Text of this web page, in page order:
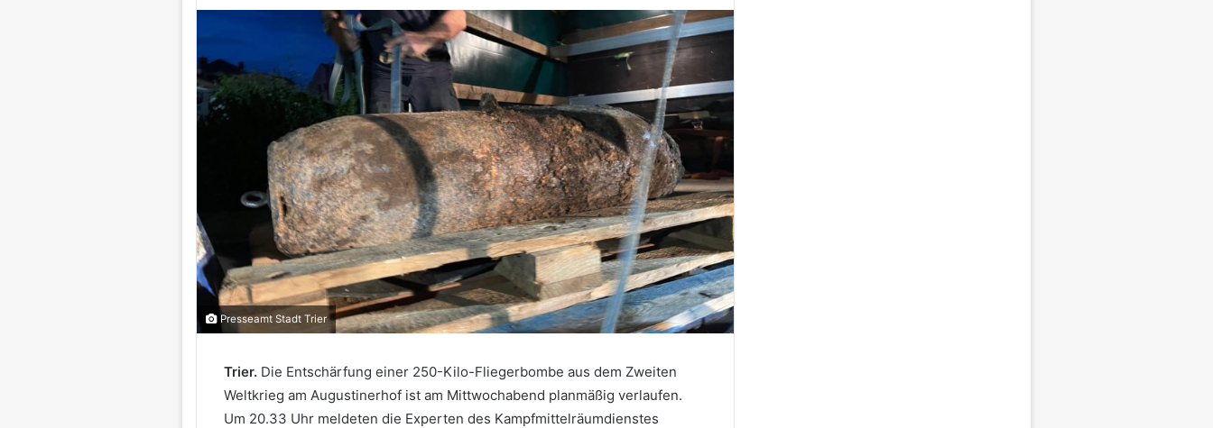
Presseamt Stadt Trier
Trier.Die Entschärfung einer 250-Kilo-Fliegerbombe aus dem Zweiten
Weltkrieg am Augustinerhof ist am Mittwochabend planmäßig verlaufen.
Um 20.33 Uhr meldeten die Experten des Kampfmittelräumdienstes